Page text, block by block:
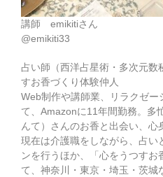
講師 emikitiさん
@emikiti33
占い師（西洋占星術・多次元数
すお香づくり体験仲人
Web制作や講師業、リラクゼー
て、Amazonに11年間勤務。多
んて）さんのお香と出会い、心
現在は介護職をしながら、占い
ンを行うほか、「心をうつすお
て、神奈川・東京・埼玉・茨城